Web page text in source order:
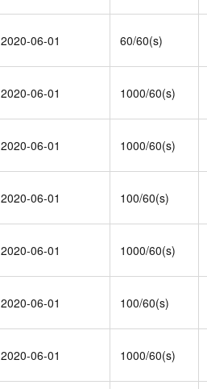
2020-06-01 60/60(s)
2020-06-01 1000/60(s)
2020-06-01 1000/60(s)
2020-06-01 100/60(s)
2020-06-01 1000/60(s)
2020-06-01 100/60(s)
2020-06-01 1000/60(s)